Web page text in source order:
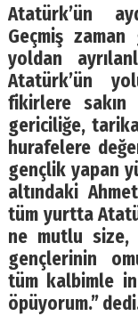
Atatürk’ün
Geçmiş zaman
yoldan
Atatürk’ün
fikirlere sakın
gericiliğe,
hurafelere
gençlik yapan
altındaki
tüm yurtta
ne mutlu
gençlerinin
tüm kalbimle
öpüyorum.”